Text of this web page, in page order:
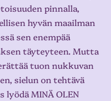
pinnalla,
hyvän maailman
sen enempää
täyteyteen. Mutta
tuon nukkuvan
sielun on tehtävä
lyödä MINÄ OLEN